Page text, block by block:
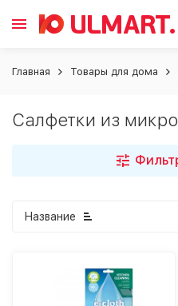
Главная Товары для дома
Салфетки из
Название